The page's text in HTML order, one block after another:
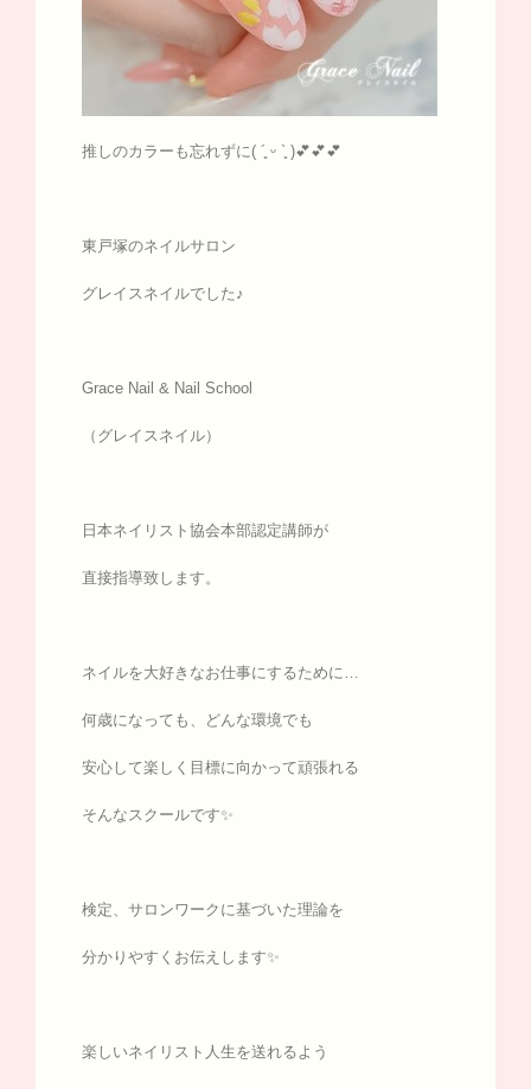
推しのカラーも忘れずに( ´͈ ᵕ `͈ )💕💕💕
東戸塚のネイルサロン
グレイスネイルでした♪
Grace Nail & Nail School
（グレイスネイル）
日本ネイリスト協会本部認定講師が
直接指導致します。
ネイルを大好きなお仕事にするために…
何歳になっても、どんな環境でも
安心して楽しく目標に向かって頑張れる
そんなスクールです✨
検定、サロンワークに基づいた理論を
分かりやすくお伝えします✨
楽しいネイリスト人生を送れるよう